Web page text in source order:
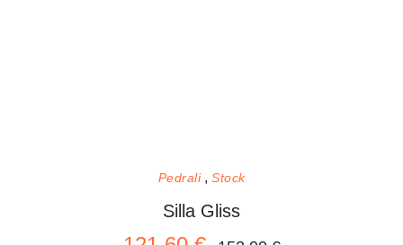
Pedrali Stock
Silla Gliss